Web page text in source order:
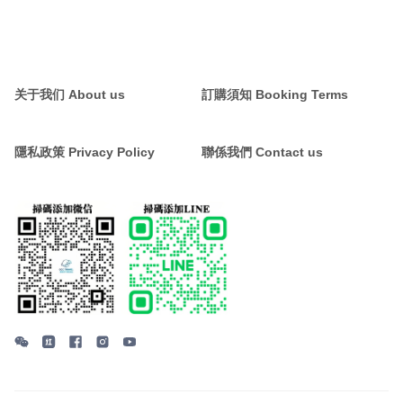
关于我们 About us 訂購須知 Booking Terms
隱私政策 Privacy Policy 聯係我們 Contact us